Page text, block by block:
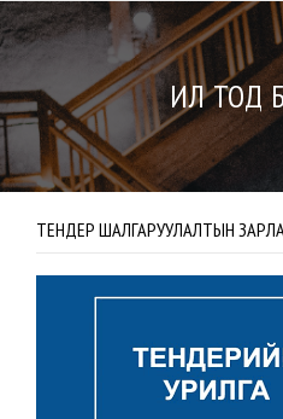
ИЛ ТОД
ТЕНДЕР ШАЛГАРУУЛАЛТЫН